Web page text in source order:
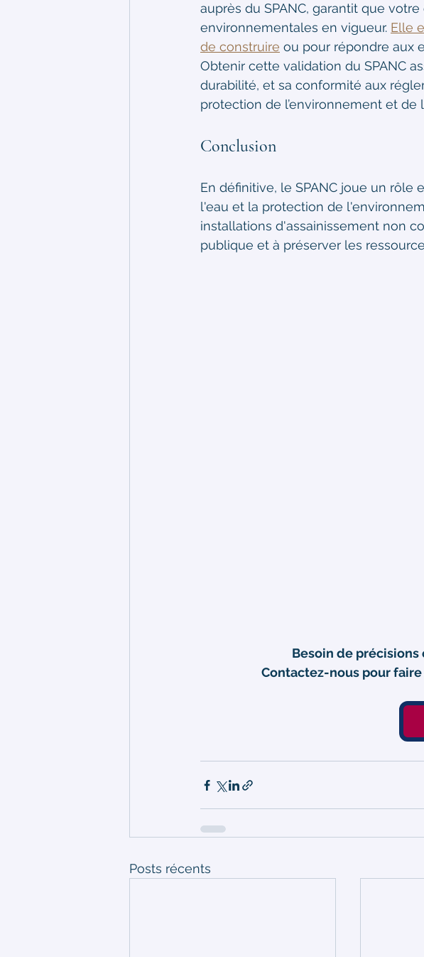
auprès du SPANC, garantit que
environnementales en vigueur. Elle
de construire ou pour répondre aux
Obtenir cette validation du SPANC
durabilité, et sa conformité aux
protection de l’environnement et de
Conclusion
En définitive, le SPANC joue un
l'eau et la protection de
installations d'assainissement non
publique et à préserver les
Besoin de
Contactez-nous pour
Posts récents